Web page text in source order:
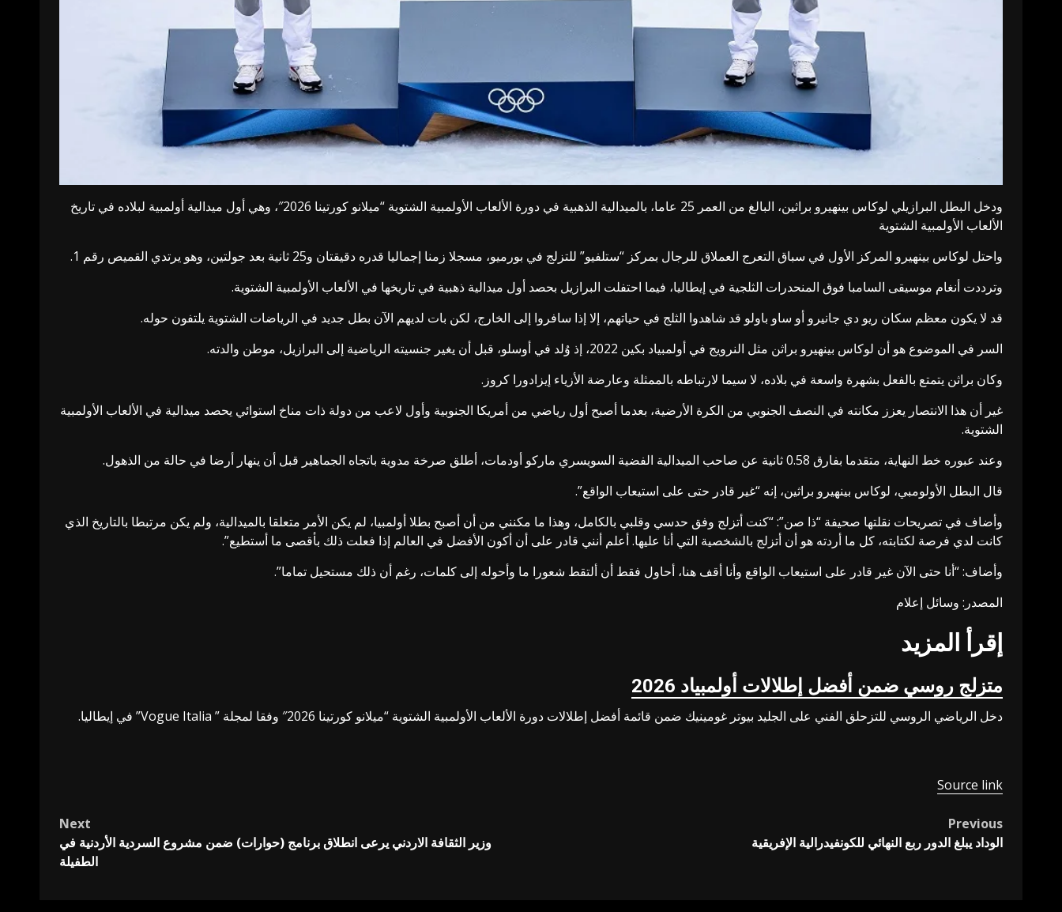
ودخل البطل البرازيلي لوكاس بينهيرو براثين، البالغ من العمر 25 عاما، بالميدالية الذهبية في دورة الألعاب الأولمبية الشتوية “ميلانو كورتينا 2026″، وهي أول ميدالية أولمبية لبلاده في تاريخ
الألعاب الأولمبية الشتوية
واحتل لوكاس بينهيرو المركز الأول في سباق التعرج العملاق للرجال بمركز “ستلفيو” للتزلج في بورميو، مسجلا زمنا إجماليا قدره دقيقتان و25 ثانية بعد جولتين، وهو يرتدي القميص رقم 1.
وترددت أنغام موسيقى السامبا فوق المنحدرات الثلجية في إيطاليا، فيما احتفلت البرازيل بحصد أول ميدالية ذهبية في تاريخها في الألعاب الأولمبية الشتوية.
قد لا يكون معظم سكان ريو دي جانيرو أو ساو باولو قد شاهدوا الثلج في حياتهم، إلا إذا سافروا إلى الخارج، لكن بات لديهم الآن بطل جديد في الرياضات الشتوية يلتفون حوله.
السر في الموضوع هو أن لوكاس بينهيرو براثن مثل النرويج في أولمبياد بكين 2022، إذ وُلد في أوسلو، قبل أن يغير جنسيته الرياضية إلى البرازيل، موطن والدته.
وكان براثن يتمتع بالفعل بشهرة واسعة في بلاده، لا سيما لارتباطه بالممثلة وعارضة الأزياء إيزادورا كروز.
غير أن هذا الانتصار يعزز مكانته في النصف الجنوبي من الكرة الأرضية، بعدما أصبح أول رياضي من أمريكا الجنوبية وأول لاعب من دولة ذات مناخ استوائي يحصد ميدالية في الألعاب الأولمبية
الشتوية.
وعند عبوره خط النهاية، متقدما بفارق 0.58 ثانية عن صاحب الميدالية الفضية السويسري ماركو أودمات، أطلق صرخة مدوية باتجاه الجماهير قبل أن ينهار أرضا في حالة من الذهول.
قال البطل الأولومبي، لوكاس بينهيرو براثين، إنه “غير قادر حتى على استيعاب الواقع”.
وأضاف في تصريحات نقلتها صحيفة “ذا صن”: “كنت أتزلج وفق حدسي وقلبي بالكامل، وهذا ما مكنني من أن أصبح بطلا أولمبيا، لم يكن الأمر متعلقا بالميدالية، ولم يكن مرتبطا بالتاريخ الذي
كانت لدي فرصة لكتابته، كل ما أردته هو أن أتزلج بالشخصية التي أنا عليها. أعلم أنني قادر على أن أكون الأفضل في العالم إذا فعلت ذلك بأقصى ما أستطيع”.
وأضاف: “أنا حتى الآن غير قادر على استيعاب الواقع وأنا أقف هنا، أحاول فقط أن ألتقط شعورا ما وأحوله إلى كلمات، رغم أن ذلك مستحيل تماما”.
المصدر: وسائل إعلام
إقرأ المزيد
متزلج روسي ضمن أفضل إطلالات أولمبياد 2026
دخل الرياضي الروسي للتزحلق الفني على الجليد بيوتر غومينيك ضمن قائمة أفضل إطلالات دورة الألعاب الأولمبية الشتوية “ميلانو كورتينا 2026″ وفقا لمجلة ” Vogue Italia” في إيطاليا.
Source link
Post
navigation
Previous
الوداد يبلغ الدور ربع النهائي للكونفيدرالية الإفريقية
Next
وزير الثقافة الاردني يرعى انطلاق برنامج (حوارات) ضمن مشروع السردية الأردنية في
الطفيلة